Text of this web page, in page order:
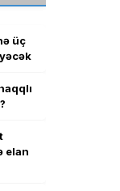
üç
elan